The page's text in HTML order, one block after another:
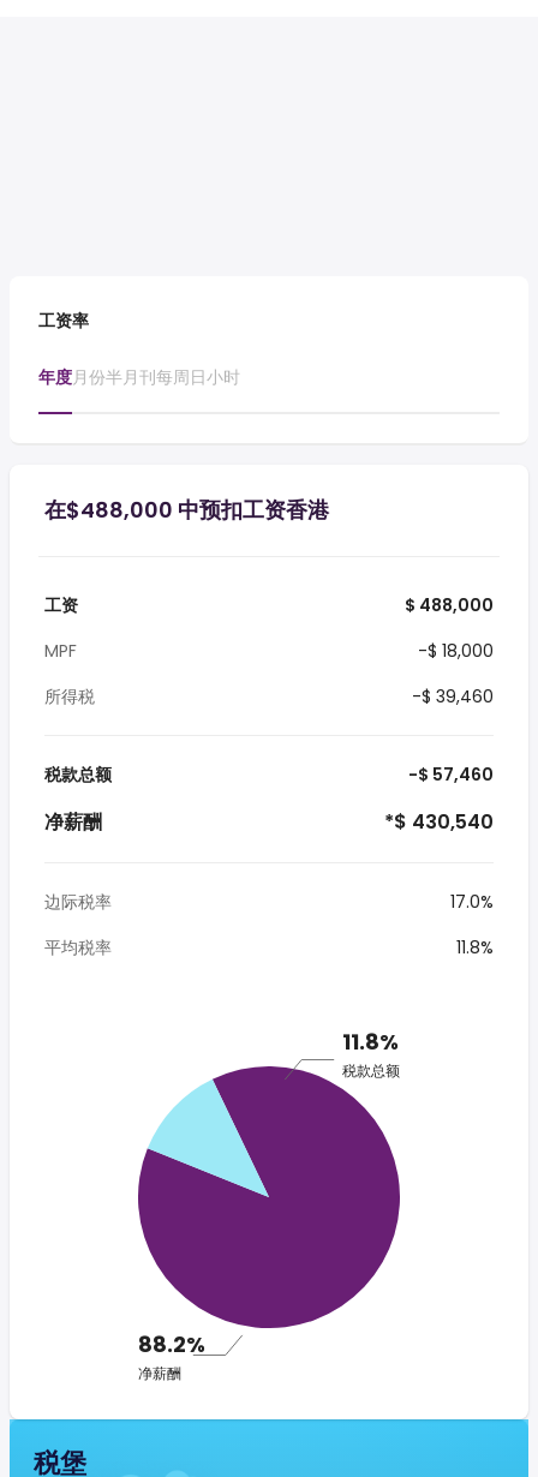
工资率
年度月份半月刊每周日小时
在$488,000 中预扣工资香港
工资
$ 488,000
MPF
-$ 18,000
所得税
-$ 39,460
税款总额 -$ 57,460
净薪酬 *$ 430,540
边际税率
17.0%
平均税率
11.8%
11.8%
税款总额
88.2%
净薪酬
税堡